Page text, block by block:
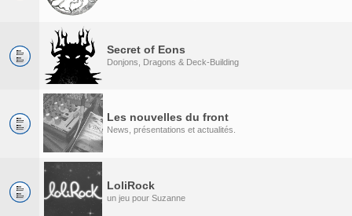
Secret of Eons
Donjons, Dragons & Deck-Building
Les nouvelles du front
News, présentations et actualités.
LoliRock
un jeu pour Suzanne